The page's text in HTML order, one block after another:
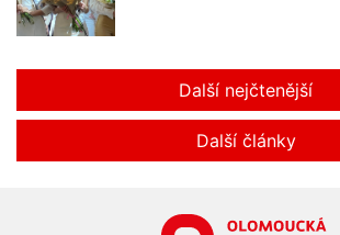
Další nejčtenější
Další články